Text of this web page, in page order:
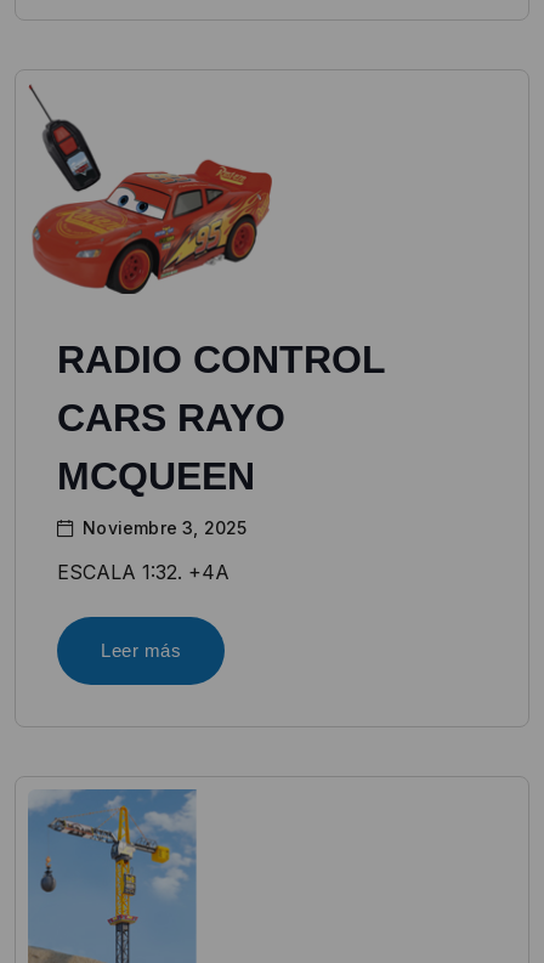
RADIO CONTROL
CARS RAYO
MCQUEEN
Noviembre 3, 2025
ESCALA 1:32. +4A
Leer más